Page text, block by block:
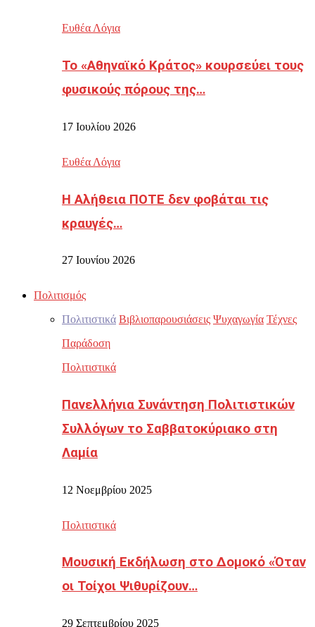
Ευθέα Λόγια
Το «Αθηναϊκό Κράτος» κουρσεύει τους
φυσικούς πόρους της…
17 Ιουλίου 2026
Ευθέα Λόγια
Η Αλήθεια ΠΟΤΕ δεν φοβάται τις
κραυγές…
27 Ιουνίου 2026
Πολιτισμός
Πολιτιστικά Βιβλιοπαρουσιάσεις Ψυχαγωγία Τέχνες
Παράδοση
Πολιτιστικά
Πανελλήνια Συνάντηση Πολιτιστικών
Συλλόγων το Σαββατοκύριακο στη
Λαμία
12 Νοεμβρίου 2025
Πολιτιστικά
Μουσική Εκδήλωση στο Δομοκό «Όταν
οι Τοίχοι Ψιθυρίζουν…
29 Σεπτεμβρίου 2025